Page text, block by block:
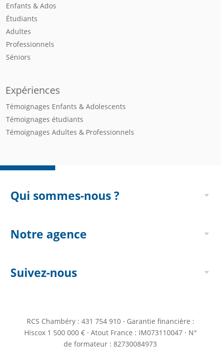
Enfants & Ados
Étudiants
Adultes
Professionnels
Séniors
Expériences
Témoignages Enfants & Adolescents
Témoignages étudiants
Témoignages Adultes & Professionnels
Qui sommes-nous ?
Notre agence
Suivez-nous
RCS Chambéry : 431 754 910 ⋅ Garantie financière :
Hiscox 1 500 000 € ⋅ Atout France : IM073110047 ⋅ N°
de formateur : 82730084973